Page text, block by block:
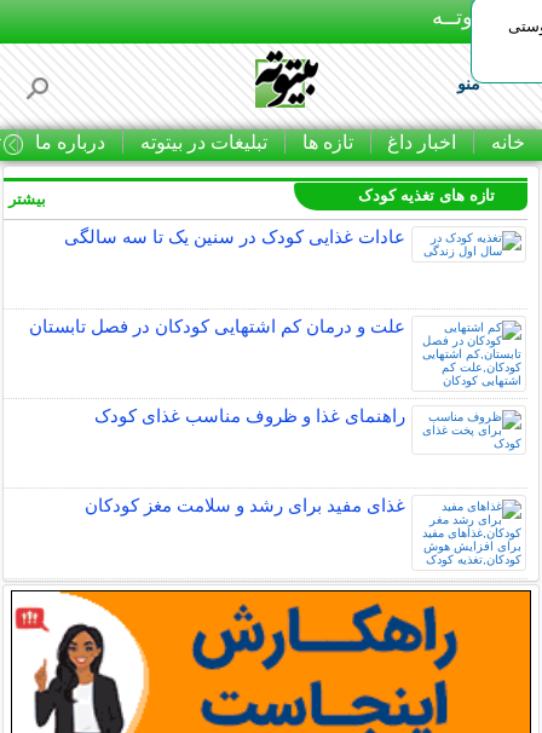
بـیتوتــه
منو
خانه اخبار داغ تازه ها تبلیغات در بیتوته درباره ما
تازه های تغذیه کودک
عادات غذایی کودک در سنین یک تا سه سالگی
علت و درمان کم اشتهایی کودکان در فصل تابستان
راهنمای غذا و ظروف مناسب غذای کودک
غذای مفید برای رشد و سلامت مغز کودکان
بیشتر